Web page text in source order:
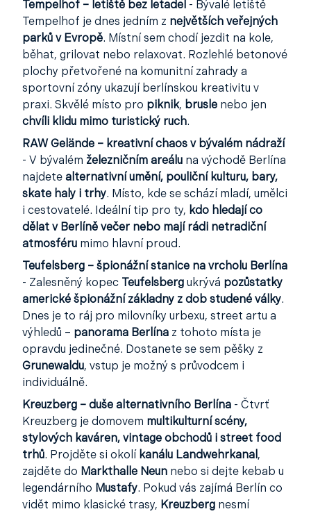
Tempelhof – letiště bez letadel - Bývalé letiště
Tempelhof je dnes jedním z největších veřejných
parků v Evropě. Místní sem chodí jezdit na kole,
běhat, grilovat nebo relaxovat. Rozlehlé betonové
plochy přetvořené na komunitní zahrady a
sportovní zóny ukazují berlínskou kreativitu v
praxi. Skvělé místo pro piknik, brusle nebo jen
chvíli klidu mimo turistický ruch.
RAW Gelände – kreativní chaos v bývalém nádraží
- V bývalém železničním areálu na východě Berlína
najdete alternativní umění, pouliční kulturu, bary,
skate haly i trhy. Místo, kde se schází mladí, umělci
i cestovatelé. Ideální tip pro ty, kdo hledají co
dělat v Berlíně večer nebo mají rádi netradiční
atmosféru mimo hlavní proud.
Teufelsberg – špionážní stanice na vrcholu Berlína
- Zalesněný kopec
Teufelsberg ukrývá pozůstatky
americké špionážní základny z dob studené války.
Dnes je to ráj pro milovníky urbexu, street artu a
výhledů – panorama Berlína z tohoto místa je
opravdu jedinečné. Dostanete se sem pěšky z
Grunewaldu, vstup je možný s průvodcem i
individuálně.
Kreuzberg – duše alternativního Berlína - Čtvrť
Kreuzberg je domovem multikulturní scény,
stylových kaváren, vintage obchodů i street food
trhů. Projděte si okolí kanálu Landwehrkanal ,
zajděte do Markthalle Neun nebo si dejte kebab u
legendárního Mustafy. Pokud vás zajímá Berlín co
vidět mimo klasické trasy, Kreuzberg nesmí